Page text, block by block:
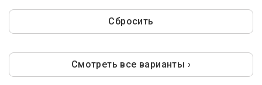
Сбросить
Смотреть все варианты ›